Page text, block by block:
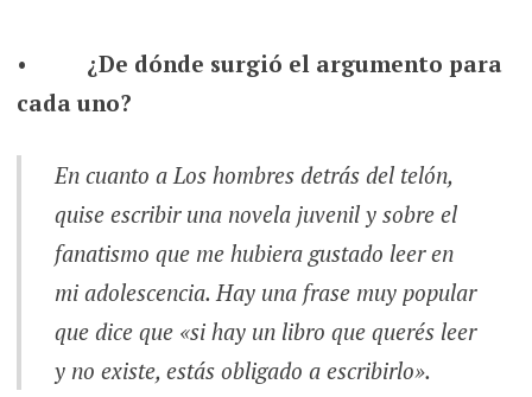
•
¿De dónde surgió el argumento para
cada uno?
En cuanto aLos hombres detrás del telón,
quise escribir una novela juvenil y sobre el
fanatismo que me hubiera gustado leer en
mi adolescencia. Hay una frase muy popular
que dice que «si hay un libro que querés leer
y no existe, estás obligado a escribirlo».